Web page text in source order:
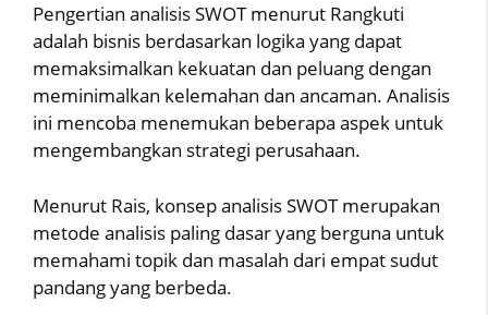
Pengertian analisis SWOT menurut Rangkuti
adalah bisnis berdasarkan logika yang dapat
memaksimalkan kekuatan dan peluang dengan
meminimalkan kelemahan dan ancaman. Analisis
ini mencoba menemukan beberapa aspek untuk
mengembangkan strategi perusahaan.
Menurut Rais, konsep analisis SWOT merupakan
metode analisis paling dasar yang berguna untuk
memahami topik dan masalah dari empat sudut
pandang yang berbeda.